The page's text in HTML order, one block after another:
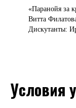
«Паранойя за
Витта
Дискутанты:
Условия